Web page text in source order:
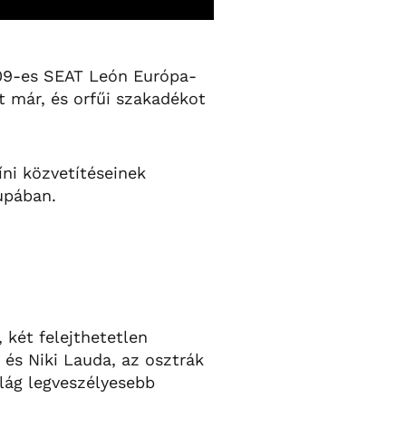
es SEAT León Európa-
már, és orfűi szakadékot
közvetítéseinek
két felejthetetlen
Niki Lauda, az osztrák
legveszélyesebb